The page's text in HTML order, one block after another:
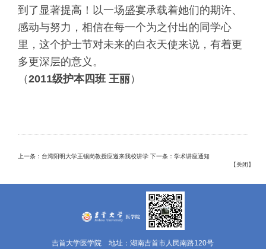
到了显著提高！ 以一场盛宴承载着她们的期许、
感动与努力，相信在每一个为之付出的同学心
里，这个护士节对未来的白衣天使来说，有着更
多更深层的意义。
（2011级护本四班 王丽）
上一条：台湾阳明大学王锡岗教授应邀来我校讲学 下一条：学术讲座通知
【关闭】
吉首大学医学院 地址：湖南吉首市人民南路120号